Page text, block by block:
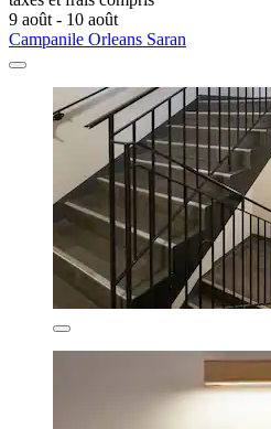
9 août - 10 août
Campanile Orleans Saran